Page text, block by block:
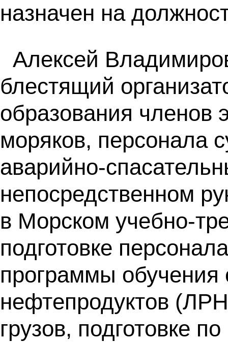
назначен на
Алексей
блестящий
образования членов
моряков, персонала
аварийно-
непосредственном
в Морском учебно-
подготовке
программы обучения
нефтепродуктов
грузов, подготовке